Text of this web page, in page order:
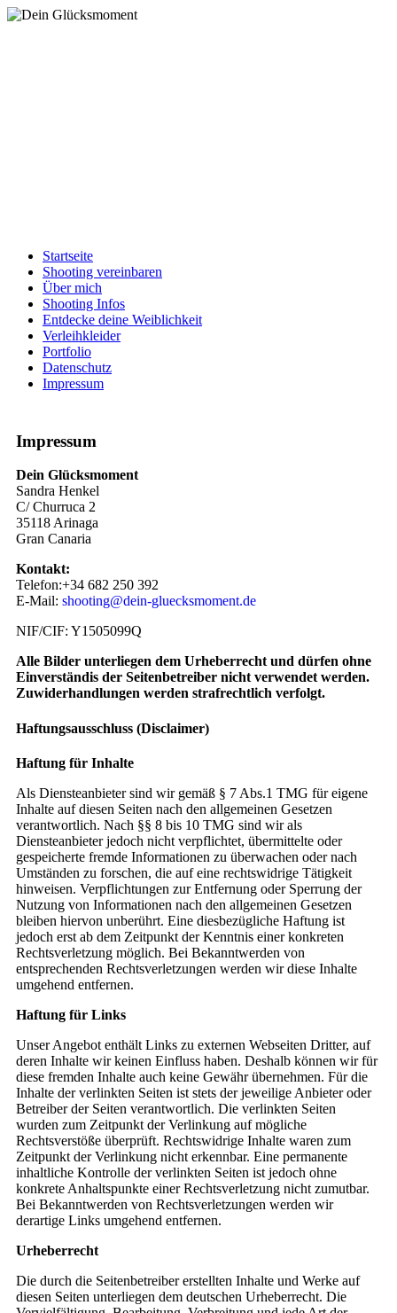
Startseite
Shooting vereinbaren
Über mich
Shooting Infos
Entdecke deine Weiblichkeit
Verleihkleider
Portfolio
Datenschutz
Impressum
Impressum
Dein Glücksmoment
Sandra Henkel
C/ Churruca 2
35118 Arinaga
Gran Canaria
Kontakt:
Telefon:+34 682 250 392
E-Mail: shooting@dein-gluecksmoment.de
NIF/CIF: Y1505099Q
Alle Bilder unterliegen dem Urheberrecht und dürfen ohne
Einverständis der Seitenbetreiber nicht verwendet werden.
Zuwiderhandlungen werden strafrechtlich verfolgt.
Haftungsausschluss (Disclaimer)
Haftung für Inhalte
Als Diensteanbieter sind wir gemäß § 7 Abs.1 TMG für eigene
Inhalte auf diesen Seiten nach den allgemeinen Gesetzen
verantwortlich. Nach §§ 8 bis 10 TMG sind wir als
Diensteanbieter jedoch nicht verpflichtet, übermittelte oder
gespeicherte fremde Informationen zu überwachen oder nach
Umständen zu forschen, die auf eine rechtswidrige Tätigkeit
hinweisen. Verpflichtungen zur Entfernung oder Sperrung der
Nutzung von Informationen nach den allgemeinen Gesetzen
bleiben hiervon unberührt. Eine diesbezügliche Haftung ist
jedoch erst ab dem Zeitpunkt der Kenntnis einer konkreten
Rechtsverletzung möglich. Bei Bekanntwerden von
entsprechenden Rechtsverletzungen werden wir diese Inhalte
umgehend entfernen.
Haftung für Links
Unser Angebot enthält Links zu externen Webseiten Dritter, auf
deren Inhalte wir keinen Einfluss haben. Deshalb können wir für
diese fremden Inhalte auch keine Gewähr übernehmen. Für die
Inhalte der verlinkten Seiten ist stets der jeweilige Anbieter oder
Betreiber der Seiten verantwortlich. Die verlinkten Seiten
wurden zum Zeitpunkt der Verlinkung auf mögliche
Rechtsverstöße überprüft. Rechtswidrige Inhalte waren zum
Zeitpunkt der Verlinkung nicht erkennbar. Eine permanente
inhaltliche Kontrolle der verlinkten Seiten ist jedoch ohne
konkrete Anhaltspunkte einer Rechtsverletzung nicht zumutbar.
Bei Bekanntwerden von Rechtsverletzungen werden wir
derartige Links umgehend entfernen.
Urheberrecht
Die durch die Seitenbetreiber erstellten Inhalte und Werke auf
diesen Seiten unterliegen dem deutschen Urheberrecht. Die